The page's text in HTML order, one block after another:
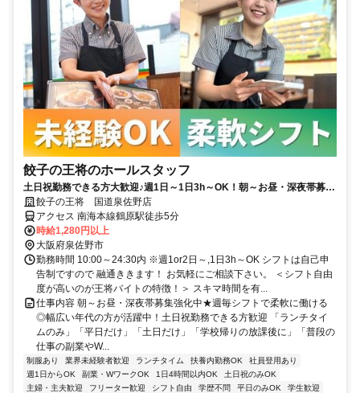
餃子の王将のホールスタッフ
土日祝勤務できる方大歓迎♪週1日～1日3h～OK！朝～お昼・深夜帯募集
強化中★嬉しいまかない有◎未経験も安心の教育制度◎
餃子の王将 国道泉佐野店
アクセス 南海本線鶴原駅徒歩5分
時給1,280円以上
大阪府泉佐野市
勤務時間 10:00～24:30内 ※週1or2日～,1日3h～OK シフトは自己申
告制ですので 融通ききます！ お気軽にご相談下さい。 ＜シフト自由
度が高いのが王将バイトの特徴！＞ スキマ時間を有...
仕事内容 朝～お昼・深夜帯募集強化中★週毎シフトで柔軟に働ける
◎幅広い年代の方が活躍中！土日祝勤務できる方歓迎 「ランチタイ
ムのみ」「平日だけ」「土日だけ」「学校帰りの放課後に」「普段の
仕事の副業やW...
制服あり 業界未経験者歓迎 ランチタイム 扶養内勤務OK
社員登用あり
週1日からOK
副業・WワークOK 1日4時間以内OK
土日祝のみOK
主婦・主夫歓迎
フリーター歓迎 シフト自由 学歴不問 平日のみOK
学生歓迎